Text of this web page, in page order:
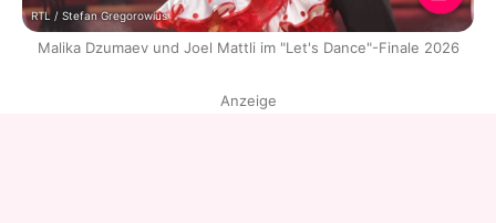
RTL / Stefan Gregorowius
Malika Dzumaev und Joel Mattli im "Let's Dance"-Finale 2026
Anzeige